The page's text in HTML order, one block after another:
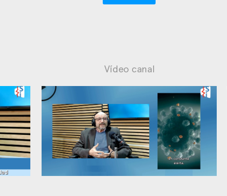
Vídeo canal